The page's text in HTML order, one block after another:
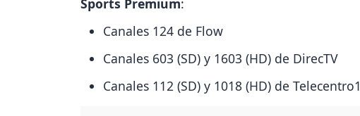
Sports Premium:
Canales 124 de Flow
Canales 603 (SD) y 1603 (HD) de DirecTV
Canales 112 (SD) y 1018 (HD) de Telecentro1